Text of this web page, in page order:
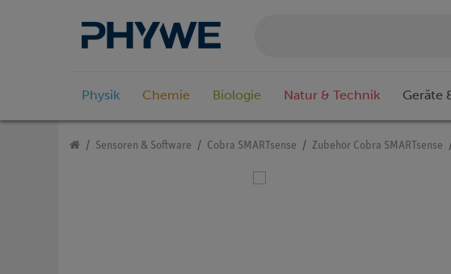
Physik Chemie Biologie Natur & Technik Geräte
Sensoren & Software Cobra SMARTsense Zubehör Cobra SMARTsense